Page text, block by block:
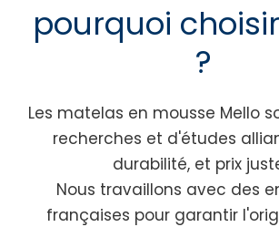
pourquoi
?
Les matelas en mousse Mello
recherches et d'études
durabilité, et prix
Nous travaillons avec des
françaises pour garantir